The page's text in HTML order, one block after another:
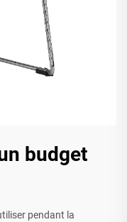
budget
pendant la